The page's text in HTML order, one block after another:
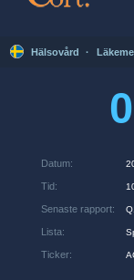
Hälsovård ·
0
Datum:
Tid:
Senaste rapport:
Lista:
Ticker: